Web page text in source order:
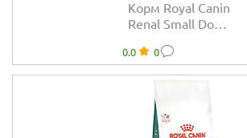
Корм Royal Canin
Renal Small Dog
маленьких
пород при
почечной
недостаточности
0.0 0